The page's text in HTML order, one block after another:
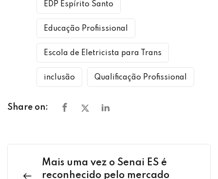
EDP Espírito Santo
Educação Profiissional
Escola de Eletricista para Trans
inclusão Qualificação Profissional
Share on:
Mais uma vez o Senai ES é
reconhecido pelo mercado